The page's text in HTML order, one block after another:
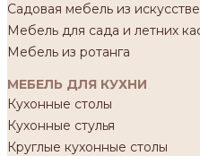
Садовая мебель из
Мебель для сада и летних
Мебель из ротанга
МЕБЕЛЬ ДЛЯ КУХНИ
Кухонные столы
Кухонные стулья
Круглые кухонные столы